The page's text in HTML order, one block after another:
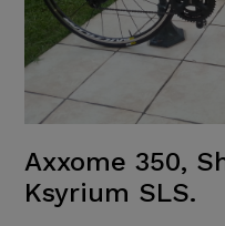
Axxome 350,
Ksyrium SLS.